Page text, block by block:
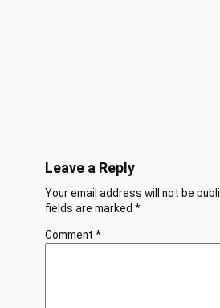
Leave a Reply
Your email address will not be
fields are marked *
Comment *